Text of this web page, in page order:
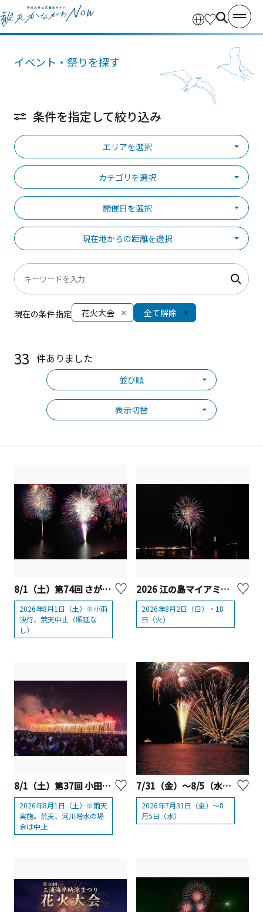
イベント・祭りを探す
条件を指定して絞り込み
エリアを選択
カテゴリを選択
開催日を選択
現在地からの距離を選択
現在の条件指定 花火大会 全て解除
33 件ありました
並び順
表示切替
8/1（土）第74回 さがみ湖湖上祭 花火大会 2026
2026年8月1日（土）※小雨
決行、荒天中止（順延な
し）
2026 江の島マイアミビーチショー 「マイアミビーチショー"夏"花火」
2026年8月2日（日）・18
日（火）
8/1（土）第37回 小田原酒匂川花火大会
2026年8月1日（土）※雨天
実施。荒天、河川増水の場
合は中止
7/31（金）～8/5（水）芦ノ湖夏まつりウィーク 花火
2026年7月31日（金）～8
月5日（水）